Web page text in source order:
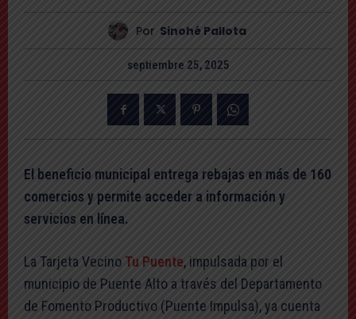
Por Sinohé Pallota
septiembre 25, 2025
El beneficio municipal entrega rebajas en más de 160
comercios y permite acceder a información y
servicios en línea.
La Tarjeta Vecino Tu Puente, impulsada por el
municipio de Puente Alto a través del Departamento
de Fomento Productivo (Puente Impulsa), ya cuenta